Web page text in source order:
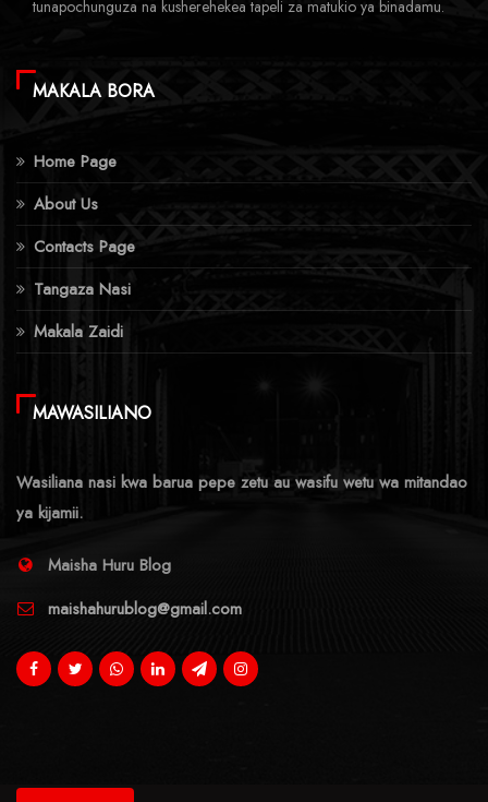
tunapochunguza na kusherehekea tapeli za matukio ya binadamu.
MAKALA BORA
Home Page
About Us
Contacts Page
Tangaza Nasi
Makala Zaidi
MAWASILIANO
Wasiliana nasi kwa barua pepe zetu au wasifu wetu wa mitandao
ya kijamii.
Maisha Huru Blog
maishahurublog@gmail.com